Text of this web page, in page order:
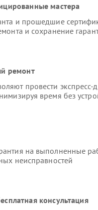
мастера
и прошедшие
и сохранение
ремонт
провести экспресс-
время без
на выполненные
неисправностей
консультация